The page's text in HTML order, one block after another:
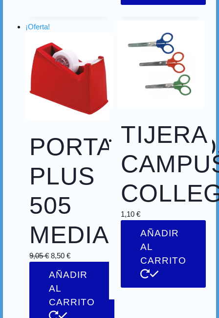
¡Oferta!
PLUS
505
MEDIANO
9,05€ 8,50€
AÑADIR
AL
CARRITO
TIJERA
1,10€
AÑADIR
AL
CARRITO